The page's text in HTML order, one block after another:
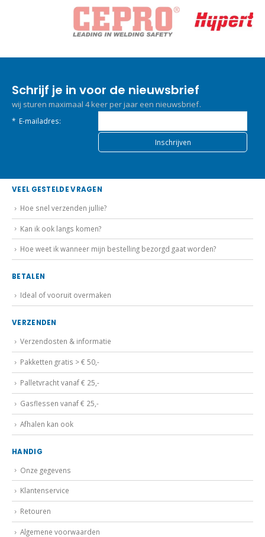
Schrijf je in voor de nieuwsbrief
wij sturen maximaal 4 keer per jaar een nieuwsbrief.
E-mailadres:
VEEL GESTELDE VRAGEN
Kan ik ook langs komen?
Hoe weet ik wanneer mijn bestelling bezorgd gaat worden?
Pakketten gratis > € 50,-
Palletvracht vanaf € 25,-
Gasflessen vanaf € 25,-
Afhalen kan ook
Klantenservice
Retouren
Algemene voorwaarden